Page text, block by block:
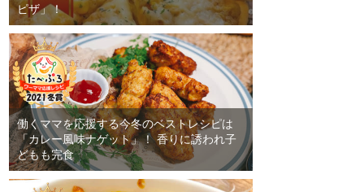
ピザ」！
働くママを応援する今冬のベストレシピは
「カレー風味ナゲット」！ 香りに誘われ子
どもも完食